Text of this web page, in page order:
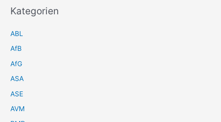
Kategorien
ABL
AfB
AfG
ASA
ASE
AVM